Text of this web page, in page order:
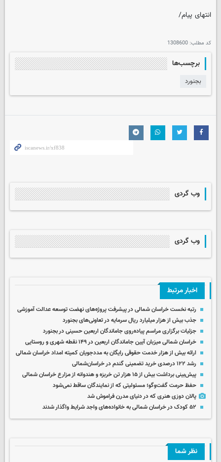
انتهای پیام/
کد مطلب: 1308600
برچسب‌ها
بجنورد
وب گردی
وب گردی
اخبار مرتبط
رتبه نخست خراسان شمالی در پیشرفت پروژه‌های نهضت توسعه عدالت آموزشی
جذب بیش از هزار میلیارد ریال سرمایه در تعاونی‌های بجنورد
جزئیات برگزاری مراسم پیاده‌روی جاماندگان اربعین حسینی در بجنورد
خراسان شمالی میزبان آیین جاماندگان اربعین در ۱۴۹ نقطه شهری و روستایی
ارائه بیش از هزار خدمت حقوقی رایگان به مددجویان کمیته امداد خراسان شمالی
رشد ۱۲۲ درصدی خرید تضمینی گندم در خراسان‌شمالی
پیش‌بینی برداشت بیش از ۱۵ هزار تن خربزه و هندوانه از مزارع خراسان شمالی
حفظ حرمت گفت‌وگو؛ مسئولیتی که از نمایندگان ساقط نمی‌شود
پالان دوزی هنری که در دنیای مدرن فراموش شد
۵۲ کودک در خراسان شمالی به خانواده‌های واجد شرایط واگذار شدند
نظر شما